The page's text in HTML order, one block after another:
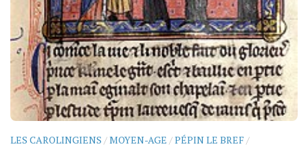
LES CAROLINGIENS /MOYEN-AGE /PÉPIN LE BREF/